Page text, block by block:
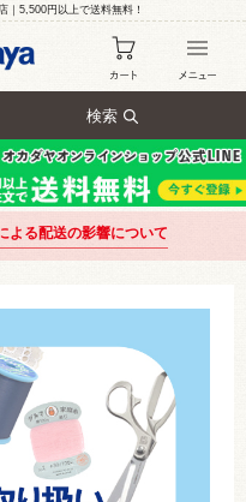
｜5,500円以上で送料無料！
検索
よる配送の影響について